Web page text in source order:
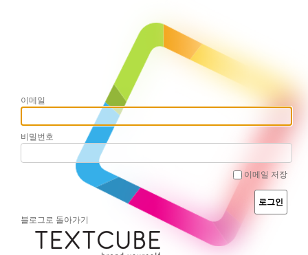
이메일
비밀번호
이메일 저장
블로그로 돌아가기